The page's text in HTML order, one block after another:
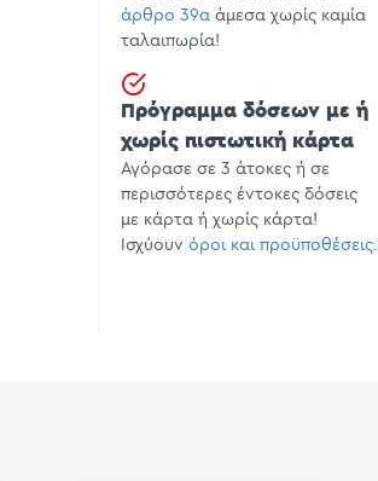
άρθρο 39α άμεσα χωρίς καμία
ταλαιπωρία!
Πρόγραμμα δόσεων με ή
χωρίς πιστωτική κάρτα
Αγόρασε σε 3 άτοκες ή σε
περισσότερες έντοκες δόσεις
με κάρτα ή χωρίς κάρτα!
Ισχύουν όροι και προϋποθέσεις.